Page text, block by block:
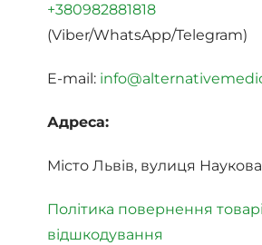
+380982881818
(Viber/WhatsApp/Telegram)
E-mail:
Адреса:
Місто Львів, вулиця
Політика повернення
відшкодування